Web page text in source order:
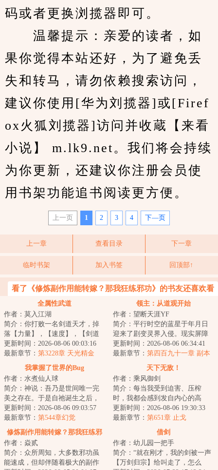
码或者更换浏揽器即可。
温馨提示：亲爱的读者，如
果你觉得本站还好，为了避免丢
失和转马，请勿依赖搜索访问，
建议你使用[华为刘揽器]或[Firef
ox火狐刘揽器]访问并收蔵【来看
小说】 m.lk9.net。我们将会持续
为你更新，还建议你注册会员使
用书架功能追书阅读更方便。
上一页 1 2 3 4 下—页
上一章 查看目录 下一章
临时书架 加入书签 回顶部↑
看了《修炼副作用能转嫁？那我狂练邪功》的书友还喜欢看
全属性武道
作者：莫入江湖
简介：你打败一名剑道天才，掉
落【力量】，【速度】，【剑道
天赋】……你捡了起来，力量和
速度有所提升，...
更新时间：2026-08-06 00:03:16
最新章节： 第3228章 天光精金
髓！这宝库都快成他自己家了！
金财神体即将突破！
领主：从道观开始
作者：望断天涯YF
简介：平行时空的蓝星于年月日
迎来了剧变灵界入侵。现实屏障
被打破，来自世界之外的恶意来
袭。转眼间百年...
更新时间：2026-08-06 06:34:41
最新章节： 第四百九十一章 副本
世界、职业传承【求月票】
我掌握了世界的Bug
作者：水煮仙人球
简介：神说：吾乃是世间唯一完
美之存在。于是自祂诞生之后，
原本完美无瑕的世界，出现了瑕
疵。凌驾于芸芸...
更新时间：2026-08-06 09:03:57
最新章节： 第544章幻觉
天下无敌！
作者：乘风御剑
简介：每当我受到迫害、压榨
时，我都会感到发自内心的高
兴、喜悦，因为，还有人敢迫害
我、压榨我，只能证...
更新时间：2026-08-06 19:30:33
最新章节： 第651章 止戈
修炼副作用能转嫁？那我狂练邪
作者：焱贰
简介：众所周知，大多数邪功虽
能速成，但却伴随着极大的副作
借剑
作者：幼儿园一把手
简介：“就在刚才，我的剑被一声
【万剑归宗】给叫走了，怎么